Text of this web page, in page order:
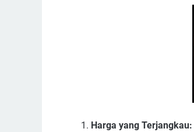
Harga yang Terjangkau: